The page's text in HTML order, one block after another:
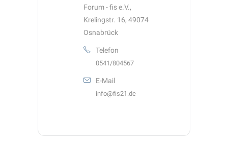
Forum - fis e.V.,
Krelingstr. 16, 49074
Osnabrück
Telefon
0541/804567
E-Mail
info@fis21.de